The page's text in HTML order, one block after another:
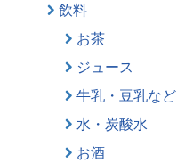
飲料
お茶
ジュース
牛乳・豆乳など
水・炭酸水
お酒